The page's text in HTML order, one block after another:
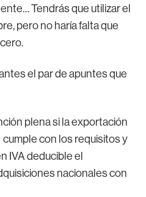
Tendrás que utilizar el
pero no haría falta que
el par de apuntes que
plena si la exportación
con los requisitos y
IVA deducible el
nacionales con